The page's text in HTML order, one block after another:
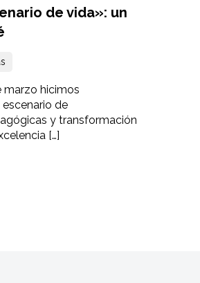
de vida»: un
marzo hicimos
escenario de
y transformación
[…]